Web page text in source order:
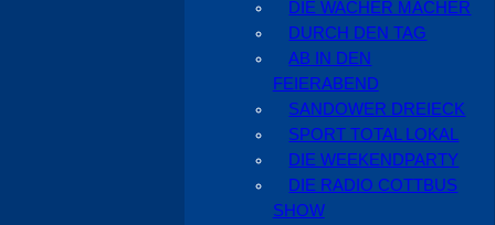
DIE WACHER MACHER
DURCH DEN TAG
AB IN DEN
FEIERABEND
SANDOWER DREIECK
SPORT TOTAL LOKAL
DIE WEEKENDPARTY
DIE RADIO COTTBUS
SHOW